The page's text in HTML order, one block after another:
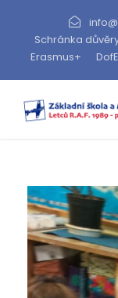
Schránka
Erasmus+